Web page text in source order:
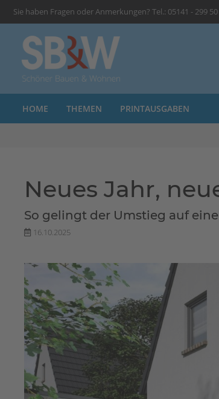
Sie haben Fragen oder Anmerkungen? Tel.: 05141 - 299
HOME THEMEN PRINTAUSGABEN
Neues Jahr,
So gelingt der Umstieg auf
16.10.2025